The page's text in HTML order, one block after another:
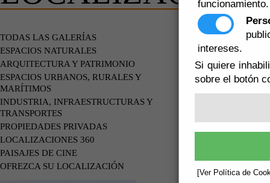
funcionamiento.
intereses.
Si quiere
sobre el botón
[Ver Política de
TODAS LAS GALERÍAS
ESPACIOS NATURALES
ARQUITECTURA Y PATRIMONIO
ESPACIOS URBANOS, RURALES Y
MARÍTIMOS
INDUSTRIA, INFRAESTRUCTURAS Y
TRANSPORTES
PROPIEDADES PRIVADAS
LOCALIZACIONES 360
PAISAJES DE CINE
OFREZCA SU LOCALIZACIÓN